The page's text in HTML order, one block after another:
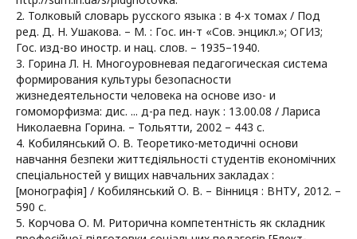
2. Толковый словарь русского языка : в 4-х томах / Под
ред. Д. Н. Ушакова. – М. : Гос. ин-т «Сов. энцикл.»; ОГИЗ;
Гос. изд-во иностр. и нац. слов. – 1935–1940.
3. Горина Л. Н. Многоуровневая педагогическая система
формирования культуры безопасности
жизнедеятельности человека на основе изо- и
гомоморфизма: дис. ... д-ра пед. наук : 13.00.08 / Лариса
Николаевна Горина. – Тольятти, 2002 – 443 c.
4. Кобилянський О. В. Теоретико-методичні основи
навчання безпеки життєдіяльності студентів економічних
спеціальностей у вищих навчальних закладах :
[монографія] / Кобилянський О. В. – Вінниця : ВНТУ, 2012. –
590 с.
5. Корчова О. М. Риторична компетентність як складник